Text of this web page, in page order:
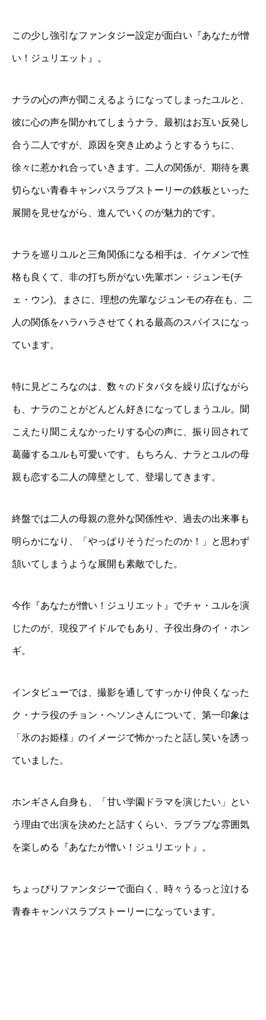
この少し強引なファンタジー設定が面白い『あなたが憎
い！ジュリエット』。
ナラの心の声が聞こえるようになってしまったユルと、
彼に心の声を聞かれてしまうナラ。最初はお互い反発し
合う二人ですが、原因を突き止めようとするうちに、
徐々に惹かれ合っていきます。二人の関係が、期待を裏
切らない青春キャンパスラブストーリーの鉄板といった
展開を見せながら、進んでいくのが魅力的です。
ナラを巡りユルと三角関係になる相手は、イケメンで性
格も良くて、非の打ち所がない先輩ポン・ジュンモ(チ
ェ・ウン)。まさに、理想の先輩なジュンモの存在も、二
人の関係をハラハラさせてくれる最高のスパイスになっ
ています。
特に見どころなのは、数々のドタバタを繰り広げながら
も、ナラのことがどんどん好きになってしまうユル。聞
こえたり聞こえなかったりする心の声に、振り回されて
葛藤するユルも可愛いです。もちろん、ナラとユルの母
親も恋する二人の障壁として、登場してきます。
終盤では二人の母親の意外な関係性や、過去の出来事も
明らかになり、「やっぱりそうだったのか！」と思わず
頷いてしまうような展開も素敵でした。
今作『あなたが憎い！ジュリエット』でチャ・ユルを演
じたのが、現役アイドルでもあり、子役出身のイ・ホン
ギ。
インタビューでは、撮影を通してすっかり仲良くなった
ク・ナラ役のチョン・ヘソンさんについて、第一印象は
「氷のお姫様」のイメージで怖かったと話し笑いを誘っ
ていました。
ホンギさん自身も、「甘い学園ドラマを演じたい」とい
う理由で出演を決めたと話すくらい、ラブラブな雰囲気
を楽しめる『あなたが憎い！ジュリエット』。
ちょっぴりファンタジーで面白く、時々うるっと泣ける
青春キャンパスラブストーリーになっています。